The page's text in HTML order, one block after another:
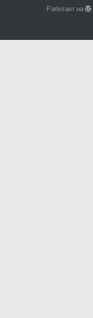
Работает на